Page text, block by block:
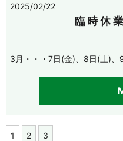
2025/02/22
臨時休
3月・・・7日(金)、8日(土)、
1 2 3